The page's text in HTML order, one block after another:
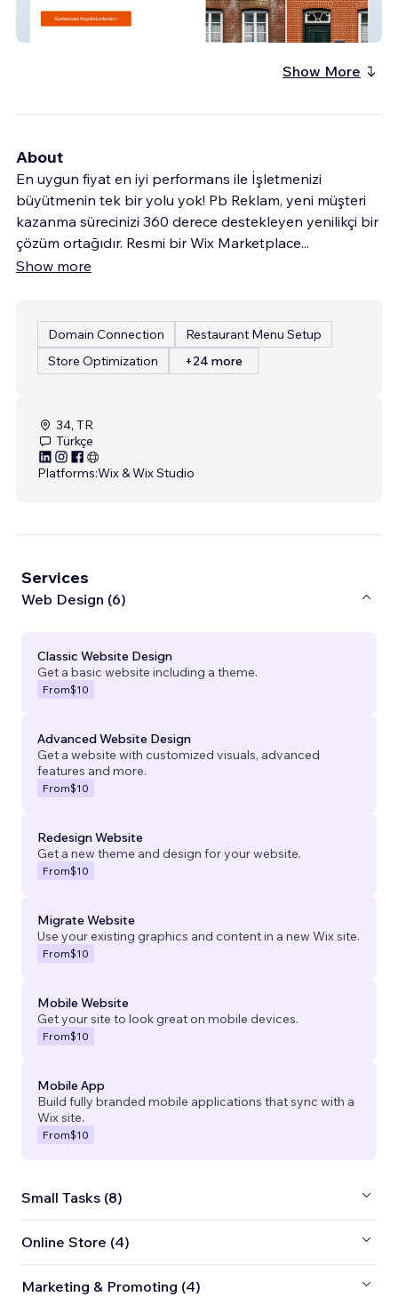
Karakurt Fassadenrei
Show More
About
En uygun fiyat en iyi performans ile İşletmenizi
büyütmenin tek bir yolu yok! Pb Reklam, yeni müşteri
kazanma sürecinizi 360 derece destekleyen yenilikçi bir
çözüm ortağıdır. Resmi bir Wix Marketplace...
Show more
Domain Connection
Restaurant Menu Setup
Store Optimization
+24 more
34, TR
Türkçe
Platforms:Wix & Wix Studio
Services
Web Design (6)
Classic Website Design
Get a basic website including a theme.
From$10
Advanced Website Design
Get a website with customized visuals, advanced
features and more.
From$10
Redesign Website
Get a new theme and design for your website.
From$10
Migrate Website
Use your existing graphics and content in a new Wix site.
From$10
Mobile Website
Get your site to look great on mobile devices.
From$10
Mobile App
Build fully branded mobile applications that sync with a
Wix site.
From$10
Small Tasks (8)
Online Store (4)
Marketing & Promoting (4)